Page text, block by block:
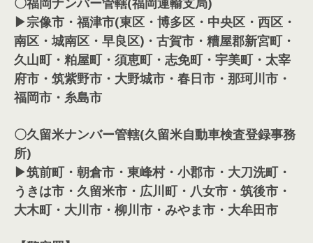
▶宗像市・福津市(東区・博多区・中央区・西区・
南区・城南区・早良区)・古賀市・糟屋郡新宮町・
久山町・粕屋町・須恵町・志免町・宇美町・太宰
府市・筑紫野市・大野城市・春日市・那珂川市・
福岡市・糸島市
〇久留米ナンバー管轄(久留米自動車検査登録事務
所)
▶筑前町・朝倉市・東峰村・小郡市・大刀洗町・
うきは市・久留米市・広川町・八女市・筑後市・
大木町・大川市・柳川市・みやま市・大牟田市